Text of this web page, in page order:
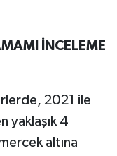
İNCELEME
2021 ile
yaklaşık 4
altına